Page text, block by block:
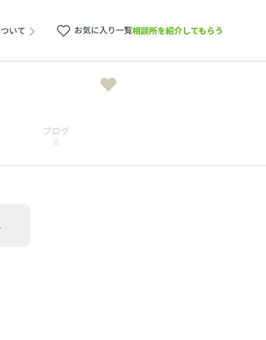
いて お気に入り一覧相談所を紹介してもらう
ブログ
0